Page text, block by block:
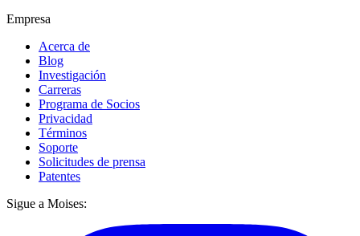
Empresa
Acerca de
Blog
Investigación
Carreras
Programa de Socios
Privacidad
Términos
Soporte
Solicitudes de prensa
Patentes
Sigue a Moises: